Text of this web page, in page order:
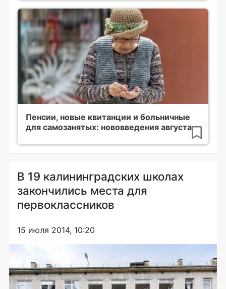
Пенсии, новые квитанции и больничные
для самозанятых: нововведения августа
В 19 калининградских школах
закончились места для
первоклассников
15 июля 2014, 10:20